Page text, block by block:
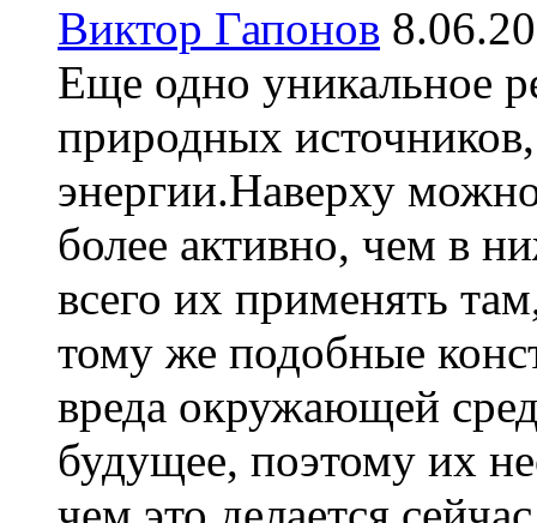
Виктор Гапонов
Еще одно уникальное
природных
энергии.Наверху
более активно, чем в
всего их применять
тому же подобные
вреда окружающей
будущее, поэтому их